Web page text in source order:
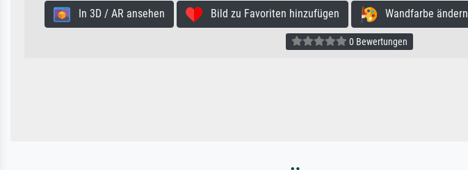
In 3D / AR ansehen Bild zu Favoriten hinzufügen Wandfarbe ändern
0 Bewertungen